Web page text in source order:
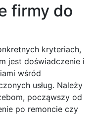
firmy do
kryteriach,
jest doświadczenie i
wśród
usług. Należy
począwszy od
po remoncie czy